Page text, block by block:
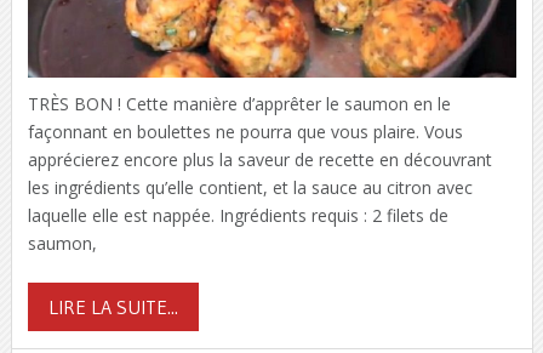
TRÈS BON ! Cette manière d’apprêter le saumon en le
façonnant en boulettes ne pourra que vous plaire. Vous
apprécierez encore plus la saveur de recette en découvrant
les ingrédients qu’elle contient, et la sauce au citron avec
laquelle elle est nappée. Ingrédients requis : 2 filets de
saumon,
LIRE LA SUITE...